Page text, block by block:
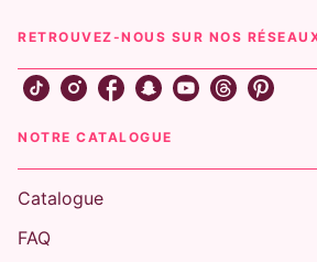
RETROUVEZ-NOUS SUR NOS
NOTRE CATALOGUE
Catalogue
FAQ